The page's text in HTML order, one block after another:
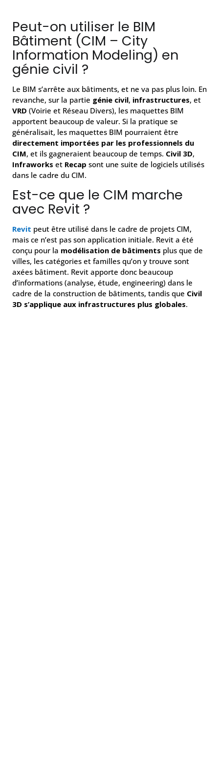
Peut-on utiliser le BIM
Bâtiment (CIM – City
Information Modeling) en
génie civil ?
Le BIM s’arrête aux bâtiments, et ne va pas plus loin. En
revanche, sur la partie génie civil, infrastructures, et
VRD (Voirie et Réseau Divers), les maquettes BIM
apportent beaucoup de valeur. Si la pratique se
généralisait, les maquettes BIM pourraient être
directement importées par les professionnels du
CIM, et ils gagneraient beaucoup de temps. Civil 3D,
Infraworks et Recap sont une suite de logiciels utilisés
dans le cadre du CIM.
Est-ce que le CIM marche
avec Revit ?
Revit peut être utilisé dans le cadre de projets CIM,
mais ce n’est pas son application initiale. Revit a été
conçu pour la modélisation de bâtiments plus que de
villes, les catégories et familles qu’on y trouve sont
axées bâtiment. Revit apporte donc beaucoup
d’informations (analyse, étude, engineering) dans le
cadre de la construction de bâtiments, tandis que Civil
3D s’applique aux infrastructures plus globales.